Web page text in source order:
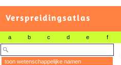
Verspreidingsatlas
a b c d e f
toon wetenschappelijke namen